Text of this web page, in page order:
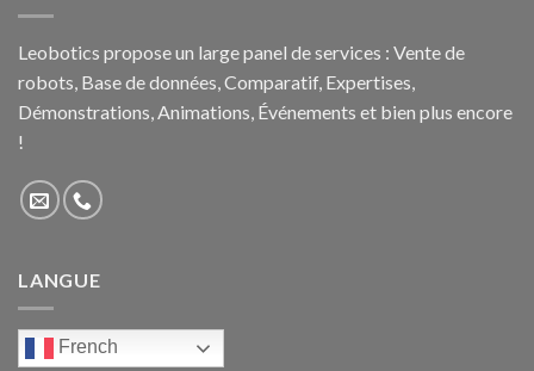
Leobotics propose un large panel de services : Vente de
robots, Base de données, Comparatif, Expertises,
Démonstrations, Animations, Événements et bien plus encore
!
LANGUE
French